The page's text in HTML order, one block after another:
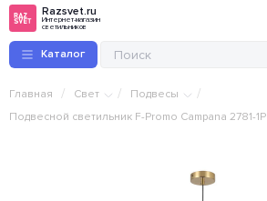
Razsvet.ru
Интернет-магазин
светильников
Каталог
Главная / Свет / Подвесы /
Подвесной светильник F-Promo Campana 2781-1P